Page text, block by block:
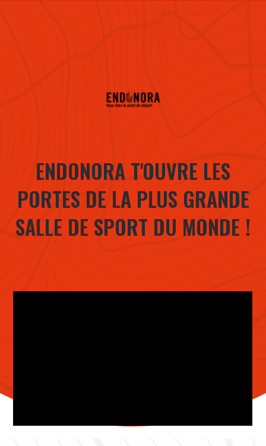
ENDONORA T'OUVRE LES
PORTES DE LA PLUS GRANDE
SALLE DE SPORT DU MONDE !